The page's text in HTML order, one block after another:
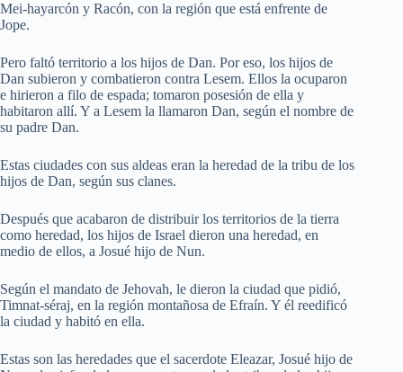
Mei-hayarcón y Racón, con la región que está enfrente de
Jope.
Pero faltó territorio a los hijos de Dan. Por eso, los hijos de
Dan subieron y combatieron contra Lesem. Ellos la ocuparon
e hirieron a filo de espada; tomaron posesión de ella y
habitaron allí. Y a Lesem la llamaron Dan, según el nombre de
su padre Dan.
Estas ciudades con sus aldeas eran la heredad de la tribu de los
hijos de Dan, según sus clanes.
Después que acabaron de distribuir los territorios de la tierra
como heredad, los hijos de Israel dieron una heredad, en
medio de ellos, a Josué hijo de Nun.
Según el mandato de Jehovah, le dieron la ciudad que pidió,
Timnat-séraj, en la región montañosa de Efraín. Y él reedificó
la ciudad y habitó en ella.
Estas son las heredades que el sacerdote Eleazar, Josué hijo de